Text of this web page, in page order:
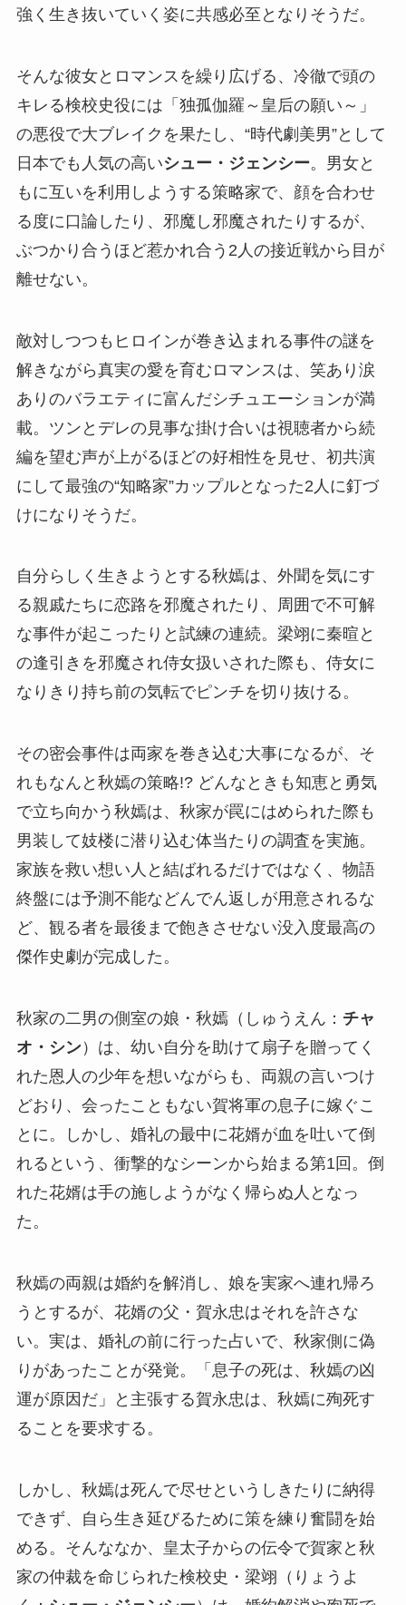
強く生き抜いていく姿に共感必至となりそうだ。
そんな彼女とロマンスを繰り広げる、冷徹で頭の
キレる検校史役には「独孤伽羅～皇后の願い～」
の悪役で大ブレイクを果たし、“時代劇美男”として
日本でも人気の高いシュー・ジェンシー。男女と
もに互いを利用しようする策略家で、顔を合わせ
る度に口論したり、邪魔し邪魔されたりするが、
ぶつかり合うほど惹かれ合う2人の接近戦から目が
離せない。
敵対しつつもヒロインが巻き込まれる事件の謎を
解きながら真実の愛を育むロマンスは、笑あり涙
ありのバラエティに富んだシチュエーションが満
載。ツンとデレの見事な掛け合いは視聴者から続
編を望む声が上がるほどの好相性を見せ、初共演
にして最強の“知略家”カップルとなった2人に釘づ
けになりそうだ。
自分らしく生きようとする秋嫣は、外聞を気にす
る親戚たちに恋路を邪魔されたり、周囲で不可解
な事件が起こったりと試練の連続。梁翊に秦暄と
の逢引きを邪魔され侍女扱いされた際も、侍女に
なりきり持ち前の気転でピンチを切り抜ける。
その密会事件は両家を巻き込む大事になるが、そ
れもなんと秋嫣の策略!? どんなときも知恵と勇気
で立ち向かう秋嫣は、秋家が罠にはめられた際も
男装して妓楼に潜り込む体当たりの調査を実施。
家族を救い想い人と結ばれるだけではなく、物語
終盤には予測不能などんでん返しが用意されるな
ど、観る者を最後まで飽きさせない没入度最高の
傑作史劇が完成した。
秋家の二男の側室の娘・秋嫣（しゅうえん： チャ
オ・シン）は、幼い自分を助けて扇子を贈ってく
れた恩人の少年を想いながらも、両親の言いつけ
どおり、会ったこともない賀将軍の息子に嫁ぐこ
とに。しかし、婚礼の最中に花婿が血を吐いて倒
れるという、衝撃的なシーンから始まる第1回。倒
れた花婿は手の施しようがなく帰らぬ人となっ
た。
秋嫣の両親は婚約を解消し、娘を実家へ連れ帰ろ
うとするが、花婿の父・賀永忠はそれを許さな
い。実は、婚礼の前に行った占いで、秋家側に偽
りがあったことが発覚。「息子の死は、秋嫣の凶
運が原因だ」と主張する賀永忠は、秋嫣に殉死す
ることを要求する。
しかし、秋嫣は死んで尽せというしきたりに納得
できず、自ら生き延びるために策を練り奮闘を始
める。そんななか、皇太子からの伝令で賀家と秋
家の仲裁を命じられた検校史・梁翊（りょうよ